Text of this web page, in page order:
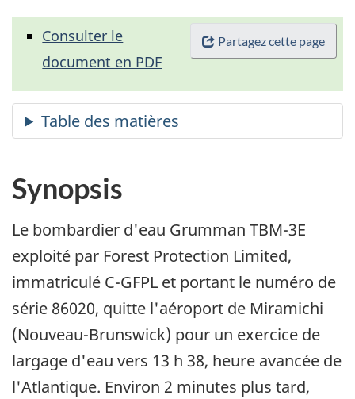
Partagez cette page
Consulter le
document en PDF
Synopsis
Le bombardier d'eau Grumman TBM-3E
exploité par Forest Protection Limited,
immatriculé C-GFPL et portant le numéro de
série 86020, quitte l'aéroport de Miramichi
(Nouveau-Brunswick) pour un exercice de
largage d'eau vers 13 h 38, heure avancée de
l'Atlantique. Environ 2 minutes plus tard,